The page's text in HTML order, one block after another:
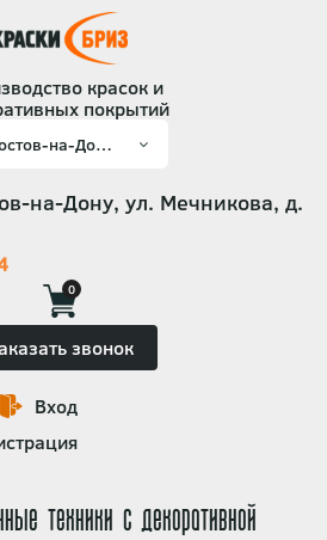
красок и
покрытий
на-Дону, ул. Мечникова, д.
0
звонок
Вход
техники с декоративной